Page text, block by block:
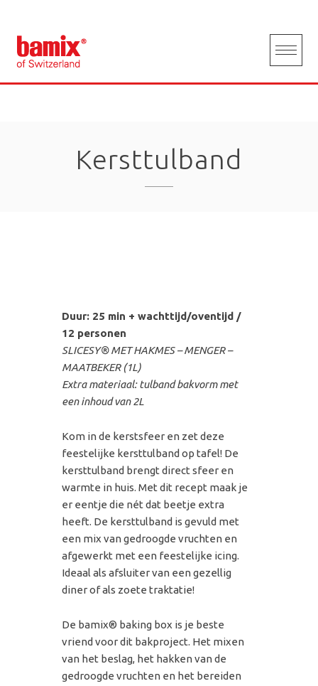
content
Kersttulband
Duur: 25 min + wachttijd/oventijd /
12 personen
SLICESY® MET HAKMES – MENGER –
MAATBEKER (1L)
Extra materiaal: tulband bakvorm met
een inhoud van 2L
Kom in de kerstsfeer en zet deze
feestelijke kersttulband op tafel! De
kersttulband brengt direct sfeer en
warmte in huis. Met dit recept maak je
er eentje die nét dat beetje extra
heeft. De kersttulband is gevuld met
een mix van gedroogde vruchten en
afgewerkt met een feestelijke icing.
Ideaal als afsluiter van een gezellig
diner of als zoete traktatie!
De bamix® baking box is je beste
vriend voor dit bakproject. Het mixen
van het beslag, het hakken van de
gedroogde vruchten en het bereiden